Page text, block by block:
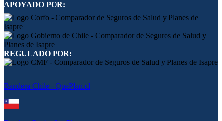
APOYADO POR:
REGULADO POR:
Bandera Chile - QuePlan.cl